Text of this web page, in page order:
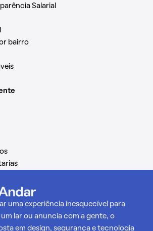
Salarial
bairro
uma experiência inesquecível para
lar ou anuncia com a gente, o
em design, segurança e tecnologia